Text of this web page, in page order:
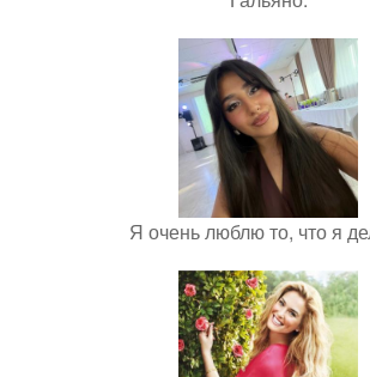
Я очень люблю то, что я